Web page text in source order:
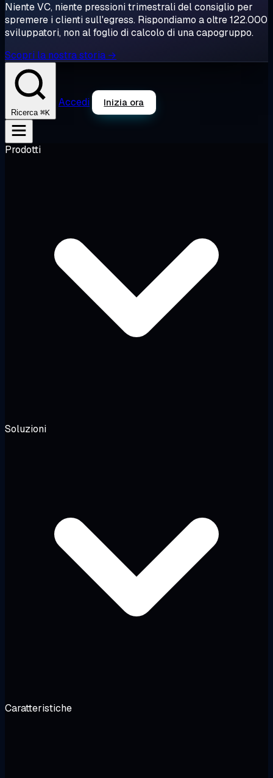
Niente VC, niente pressioni trimestrali del consiglio per
spremere i clienti sull'egress. Rispondiamo a oltre 122.000
sviluppatori, non al foglio di calcolo di una capogruppo.
Scopri la nostra storia →
Ricerca ⌘K
Accedi Inizia ora
Prodotti
Soluzioni
Caratteristiche